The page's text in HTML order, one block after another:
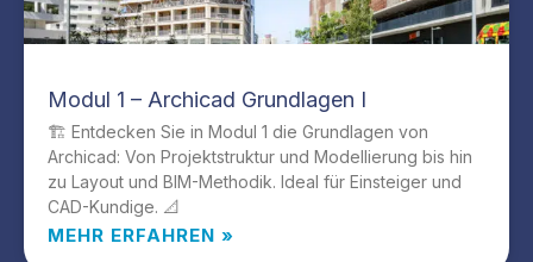
Modul 1 – Archicad Grundlagen I
🏗️ Entdecken Sie in Modul 1 die Grundlagen von
Archicad: Von Projektstruktur und Modellierung bis hin
zu Layout und BIM-Methodik. Ideal für Einsteiger und
CAD-Kundige. 📐
MEHR ERFAHREN »